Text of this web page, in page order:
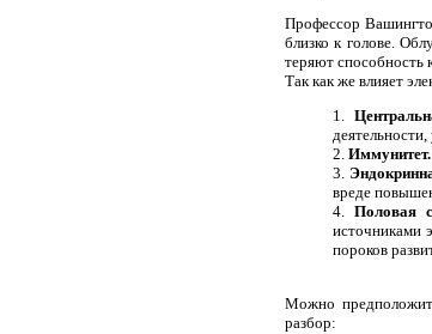
Профессор
близко к голове.
теряют способность
Так как же влияет
Иммунитет.
вреде
Половая
источниками
пороков
Можно
разбор: